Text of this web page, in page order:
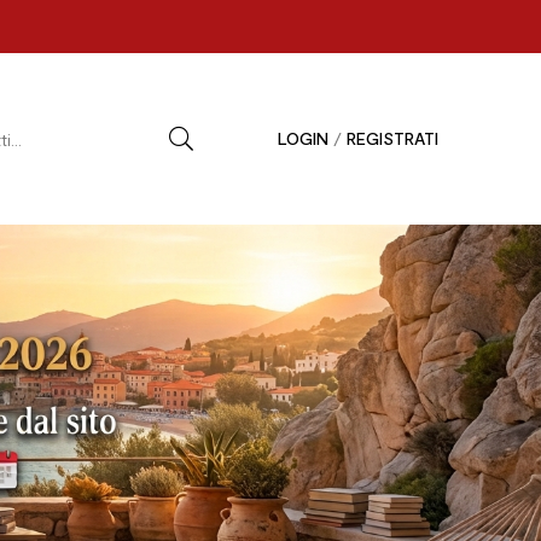
LOGIN / REGISTRATI